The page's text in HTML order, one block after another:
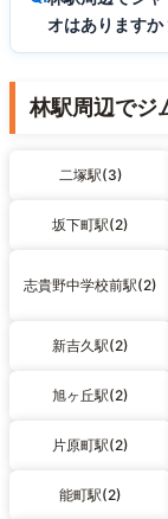
オはありますか
林駅周辺でジ
二塚駅(3)
坂下町駅(2)
志貴野中学校前駅(2)
新吉久駅(2)
旭ヶ丘駅(2)
片原町駅(2)
能町駅(2)